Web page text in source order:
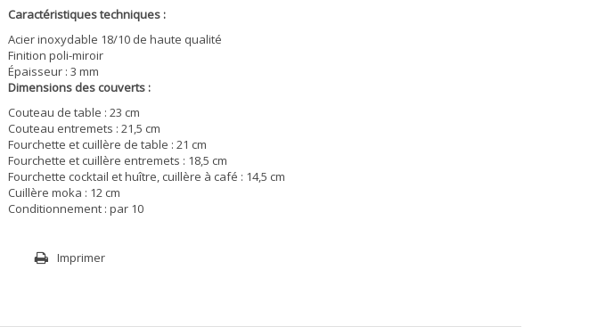
Caractéristiques techniques :
Acier inoxydable 18/10 de haute qualité
Finition poli-miroir
Épaisseur : 3 mm
Dimensions des couverts :
Couteau de table : 23 cm
Couteau entremets : 21,5 cm
Fourchette et cuillère de table : 21 cm
Fourchette et cuillère entremets : 18,5 cm
Fourchette cocktail et huître, cuillère à café : 14,5 cm
Cuillère moka : 12 cm
Conditionnement : par 10
Imprimer